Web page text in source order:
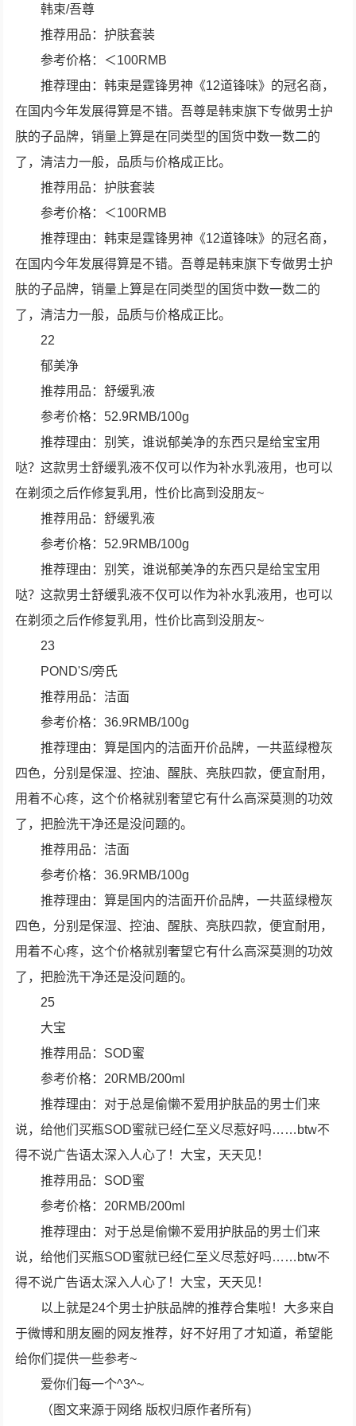
韩束/吾尊
推荐用品：护肤套装
参考价格：＜100RMB
推荐理由：韩束是霆锋男神《12道锋味》的冠名商，
在国内今年发展得算是不错。吾尊是韩束旗下专做男士护
肤的子品牌，销量上算是在同类型的国货中数一数二的
了，清洁力一般，品质与价格成正比。
推荐用品：护肤套装
参考价格：＜100RMB
推荐理由：韩束是霆锋男神《12道锋味》的冠名商，
在国内今年发展得算是不错。吾尊是韩束旗下专做男士护
肤的子品牌，销量上算是在同类型的国货中数一数二的
了，清洁力一般，品质与价格成正比。
22
郁美净
推荐用品：舒缓乳液
参考价格：52.9RMB/100g
推荐理由：别笑，谁说郁美净的东西只是给宝宝用
哒？这款男士舒缓乳液不仅可以作为补水乳液用，也可以
在剃须之后作修复乳用，性价比高到没朋友~
推荐用品：舒缓乳液
参考价格：52.9RMB/100g
推荐理由：别笑，谁说郁美净的东西只是给宝宝用
哒？这款男士舒缓乳液不仅可以作为补水乳液用，也可以
在剃须之后作修复乳用，性价比高到没朋友~
23
POND'S/旁氏
推荐用品：洁面
参考价格：36.9RMB/100g
推荐理由：算是国内的洁面开价品牌，一共蓝绿橙灰
四色，分别是保湿、控油、醒肤、亮肤四款，便宜耐用，
用着不心疼，这个价格就别奢望它有什么高深莫测的功效
了，把脸洗干净还是没问题的。
推荐用品：洁面
参考价格：36.9RMB/100g
推荐理由：算是国内的洁面开价品牌，一共蓝绿橙灰
四色，分别是保湿、控油、醒肤、亮肤四款，便宜耐用，
用着不心疼，这个价格就别奢望它有什么高深莫测的功效
了，把脸洗干净还是没问题的。
25
大宝
推荐用品：SOD蜜
参考价格：20RMB/200ml
推荐理由：对于总是偷懒不爱用护肤品的男士们来
说，给他们买瓶SOD蜜就已经仁至义尽惹好吗……btw不
得不说广告语太深入人心了！大宝，天天见！
推荐用品：SOD蜜
参考价格：20RMB/200ml
推荐理由：对于总是偷懒不爱用护肤品的男士们来
说，给他们买瓶SOD蜜就已经仁至义尽惹好吗……btw不
得不说广告语太深入人心了！大宝，天天见！
以上就是24个男士护肤品牌的推荐合集啦！大多来自
于微博和朋友圈的网友推荐，好不好用了才知道，希望能
给你们提供一些参考~
爱你们每一个^3^~
（图文来源于网络 版权归原作者所有)